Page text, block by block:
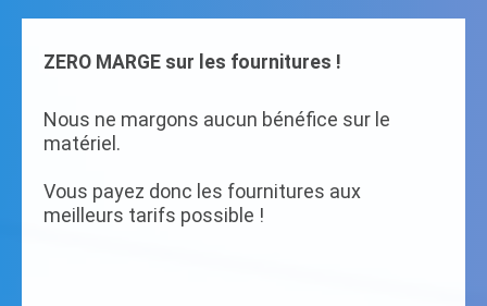
ZERO MARGE sur les fournitures !
Nous ne margons aucun bénéfice sur le
matériel.
Vous payez donc les fournitures aux
meilleurs tarifs possible !